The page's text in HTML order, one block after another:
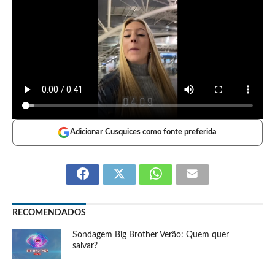
Adicionar Cusquices como fonte preferida
RECOMENDADOS
Sondagem Big Brother Verão: Quem quer
salvar?